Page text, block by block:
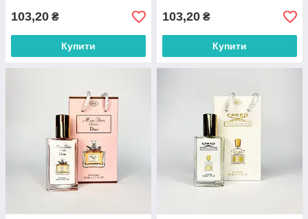
103,20 ₴
Купити
103,20 ₴
Купити